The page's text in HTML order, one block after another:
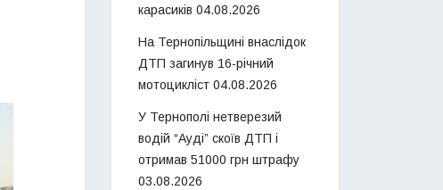
карасиків 04.08.2026
На Тернопільщині внаслідок
ДТП загинув 16-річний
мотоцикліст 04.08.2026
У Тернополі нетверезий
водій “Ауді” скоїв ДТП і
отримав 51000 грн штрафу
03.08.2026